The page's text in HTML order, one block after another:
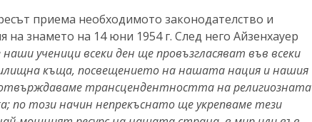
приема необходимото законодателство и
знамето на 14 юни 1954 г. След него Айзенхауер
ученици всеки ден ще провъзгласяват във всеки
къща, посвещението на нашата нация и нашия
трансцендентността на религиозната
по този начин непрекъснато ще укрепваме тези